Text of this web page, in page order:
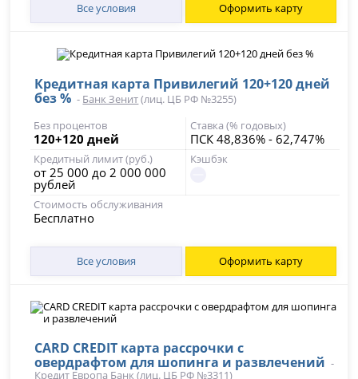
Все условия Оформить карту
Кредитная карта Привилегий 120+120 дней
без % - Банк Зенит(лиц. ЦБ РФ №3255)
Без процентов
120+120 дней
Ставка (% годовых)
ПСК 48,836% - 62,747%
Кредитный лимит (руб.)
от 25 000 до 2 000 000
рублей
Кэшбэк
Стоимость обслуживания
Бесплатно
Все условия Оформить карту
CARD CREDIT карта рассрочки с
овердрафтом для шопинга и развлечений -
Кредит Европа Банк (лиц. ЦБ РФ №3311)